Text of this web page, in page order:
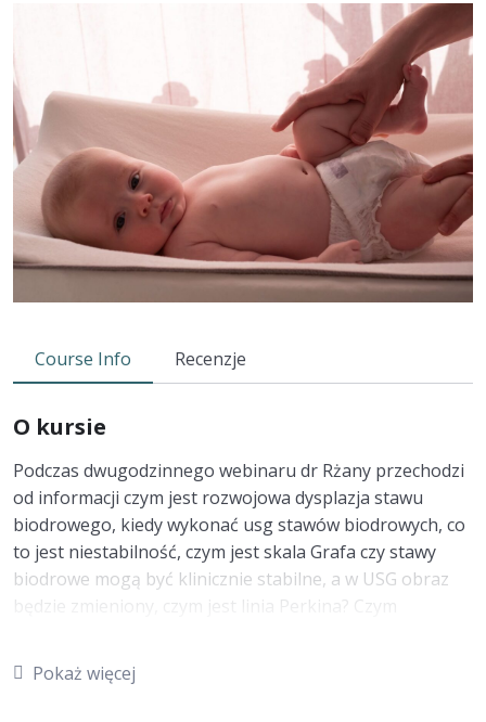
Course Info Recenzje
O kursie
Podczas dwugodzinnego webinaru dr Rżany przechodzi
od informacji czym jest rozwojowa dysplazja stawu
biodrowego, kiedy wykonać usg stawów biodrowych, co
to jest niestabilność, czym jest skala Grafa czy stawy
biodrowe mogą być klinicznie stabilne, a w USG obraz
będzie zmieniony, czym jest linia Perkina? Czym
zwichnięcie? Jakie są czynniki ryzyka oraz objawy; po
szczegółowe omówienie testów diagnostycznych, które
Pokaż więcej